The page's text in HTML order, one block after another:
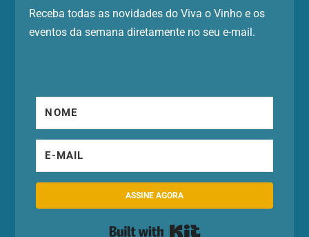
Receba todas as novidades do Viva o Vinho e os
eventos da semana diretamente no seu e-mail.
ASSINE AGORA